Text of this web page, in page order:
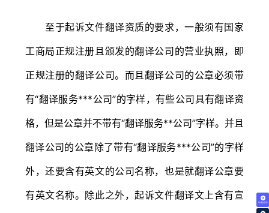
免费试译
至于起诉文件翻译资质的要求，一般须有国家
工商局正规注册且颁发的翻译公司的营业执照，即
正规注册的翻译公司。而且翻译公司的公章必须带
有“翻译服务***公司”的字样，有些公司具有翻译资
格，但是公章并不带有“翻译服务**公司”字样。并且
翻译公司的公章除了带有“翻译服务***公司”的字样
外，还要含有英文的公司名称，也是就翻译公章要
有英文名称。除此之外，起诉文件翻译文上含有宣